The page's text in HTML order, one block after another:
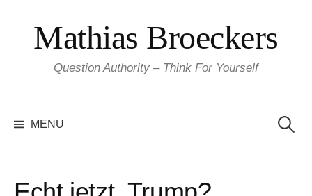
content
Mathias Broeckers
Question Authority – Think For Yourself
MENU
for: